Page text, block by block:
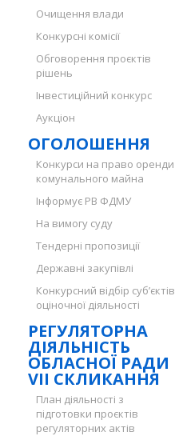
Очищення влади
Конкурсні комісії
Обговорення проєктів
рішень
Інвестиційний конкурс
Аукціон
ОГОЛОШЕННЯ
Конкурси на право оренди
комунального майна
Інформує РВ ФДМУ
На вимогу суду
Тендерні пропозиції
Державні закупівлі
Конкурсний відбір суб’єктів
оціночної діяльності
РЕГУЛЯТОРНА
ДІЯЛЬНІСТЬ
ОБЛАСНОЇ РАДИ
VII СКЛИКАННЯ
План діяльності з
підготовки проєктів
регуляторних актів